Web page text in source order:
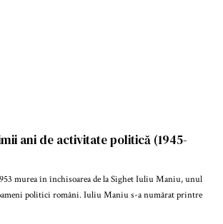
ani de activitate politică (1945-
murea în închisoarea de la Sighet Iuliu Maniu, unul
politici români. Iuliu Maniu s-a numărat printre